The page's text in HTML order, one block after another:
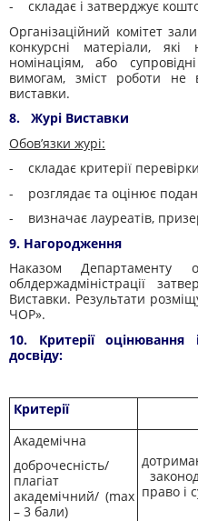
- складає і затверджує
Організаційний комітет
конкурсні матеріали,
номінаціям, або
вимогам, зміст роботи не
виставки.
8. Журі Виставки
Обов’язки журі:
- складає критерії
- розглядає та оцінює
- визначає лауреатів,
9. Нагородження
Наказом Департаменту
облдержадміністрації
Виставки. Результати
ЧОР».
10. Критерії оцінювання
досвіду:
Критерії
Академічна
доброчесність/
плагіат
академічний/ (max
– 3 бали)
право і